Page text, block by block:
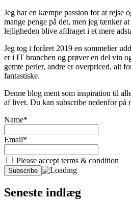
Jeg har en kæmpe passion for at rejse
mange penge på det, men jeg tænker
lejligheden blive afdraget i et mere
Jeg tog i foråret 2019 en sommelier
er i IT branchen og prøver en del vin
gemte perler, andre er overpriced, alt
fantastiske.
Denne blog ment som inspiration til
af livet. Du kan subscribe nedenfor på
Name*
Email*
Please accept terms & condition
Seneste indlæg